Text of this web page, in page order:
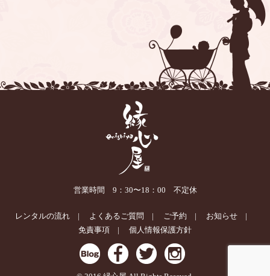
営業時間 9：30〜18：00 不定休
レンタルの流れ よくあるご質問 ご予約
お知らせ
免責事項
個人情報保護方針